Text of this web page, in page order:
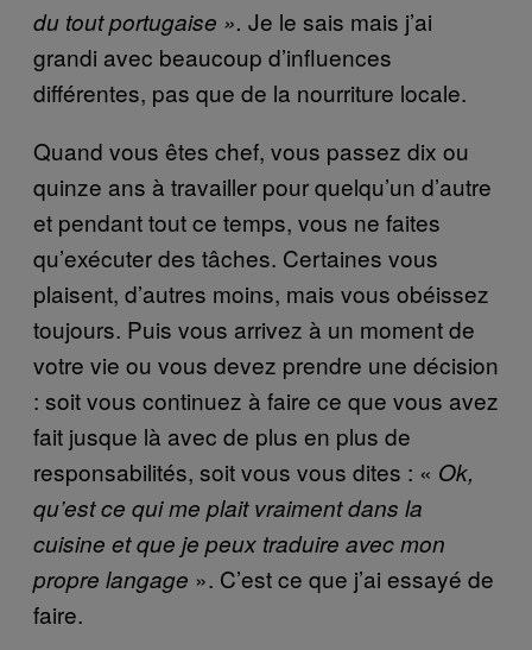
du tout portugaise ». Je le sais mais j’ai
grandi avec beaucoup d’influences
différentes, pas que de la nourriture locale.
Quand vous êtes chef, vous passez dix ou
quinze ans à travailler pour quelqu’un d’autre
et pendant tout ce temps, vous ne faites
qu’exécuter des tâches. Certaines vous
plaisent, d’autres moins, mais vous obéissez
toujours. Puis vous arrivez à un moment de
votre vie ou vous devez prendre une décision
: soit vous continuez à faire ce que vous avez
fait jusque là avec de plus en plus de
responsabilités, soit vous vous dites : « Ok,
qu’est ce qui me plait vraiment dans la
cuisine et que je peux traduire avec mon
propre langage ». C’est ce que j’ai essayé de
faire.